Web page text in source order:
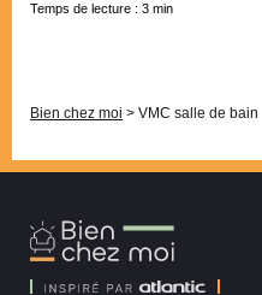
Temps de lecture : 3 min
Bien chez moi > VMC salle de bain
Bien
Chez